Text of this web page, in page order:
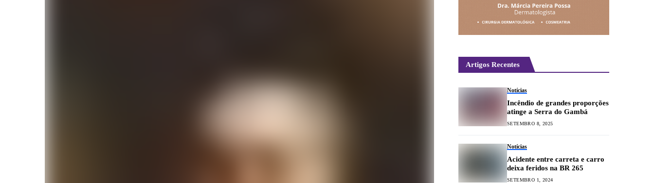
Artigos Recentes
Notícias
Incêndio de grandes proporções
atinge a Serra do Gambá
SETEMBRO 8, 2025
Notícias
Acidente entre carreta e carro
deixa feridos na BR 265
SETEMBRO 1, 2024